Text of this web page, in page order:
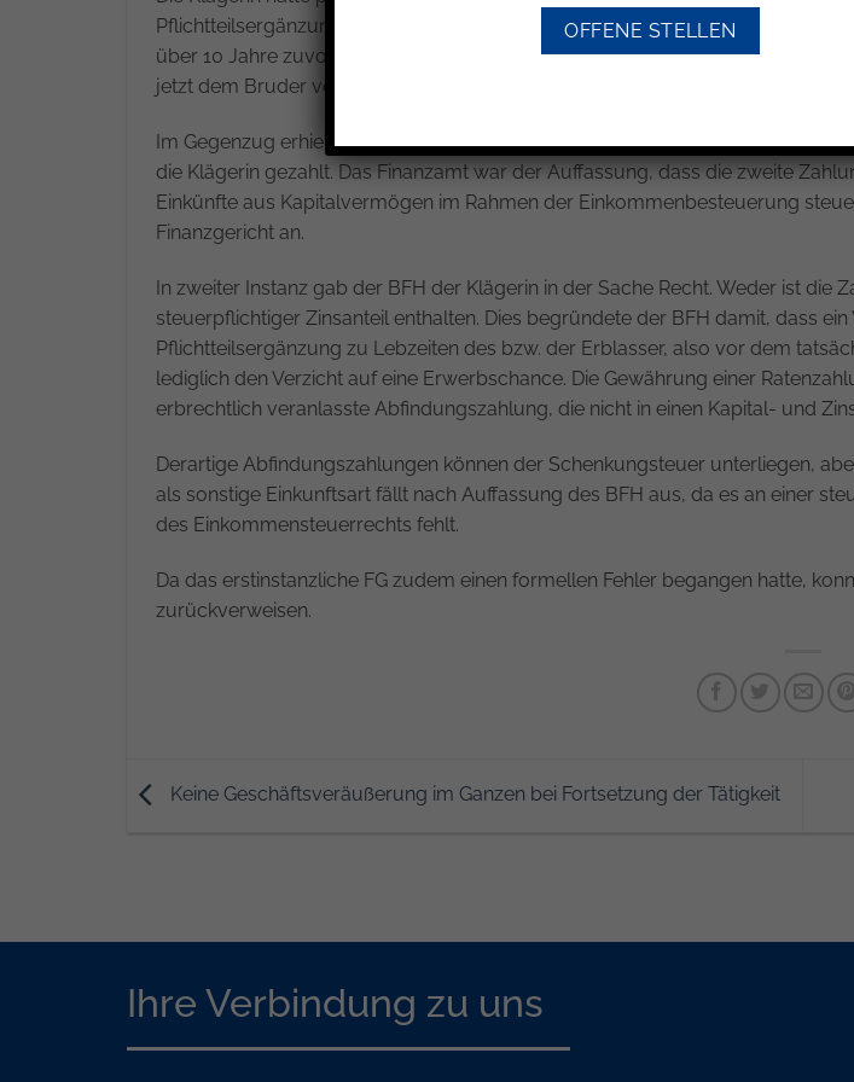
Pflichtteilsergänzungsansprüche im Zusammenhang mit der Übertragung
über 10 Jahre zuvor im Wege vorweggenommener Erbfolge
jetzt dem Bruder von den Eltern Zugewendete
Im Gegenzug erhielt die Klägerin nun für den weitergehenden Verzicht ein
die Klägerin gezahlt. Das Finanzamt war der Auffassung, dass die zweite
Einkünfte aus Kapitalvermögen im Rahmen der Einkommenbesteuerung
Finanzgericht an.
In zweiter Instanz gab der BFH der Klägerin in der Sache Recht. Weder ist
steuerpflichtiger Zinsanteil enthalten. Dies begründete der BFH damit, dass
Pflichtteilsergänzung zu Lebzeiten des bzw. der Erblasser, also vor dem
lediglich den Verzicht auf eine Erwerbschance. Die Gewährung einer
erbrechtlich veranlasste Abfindungszahlung, die nicht in einen Kapital- und
Derartige Abfindungszahlungen können der Schenkungsteuer unterliegen,
als sonstige Einkunftsart fällt nach Auffassung des BFH aus, da es an einer
des Einkommensteuerrechts fehlt.
Da das erstinstanzliche FG zudem einen formellen Fehler begangen hatte,
zurückverweisen.
Keine Geschäftsveräußerung im Ganzen bei Fortsetzung der Tätigkeit
Ihre Verbindung zu uns
OFFENE STELLEN